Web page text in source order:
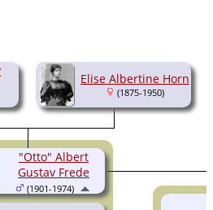
Elise Albertine Horn
(1875-1950)
"Otto" Albert
Gustav Frede
(1901-1974)